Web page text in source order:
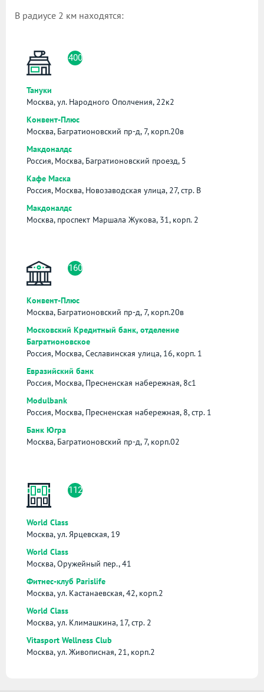
В радиусе 2 км находятся:
400
Тануки
Москва, ул. Народного Ополчения, 22к2
Конвент-Плюс
Москва, Багратионовский пр-д, 7, корп.20в
Макдоналдс
Россия, Москва, Багратионовский проезд, 5
Кафе Маска
Россия, Москва, Новозаводская улица, 27, стр. В
Макдоналдс
Москва, проспект Маршала Жукова, 31, корп. 2
160
Конвент-Плюс
Москва, Багратионовский пр-д, 7, корп.20в
Московский Кредитный банк, отделение
Багратионовское
Россия, Москва, Сеславинская улица, 16, корп. 1
Евразийский банк
Россия, Москва, Пресненская набережная, 8с1
Modulbank
Россия, Москва, Пресненская набережная, 8, стр. 1
Банк Югра
Москва, Багратионовский пр-д, 7, корп.02
112
World Class
Москва, ул. Ярцевская, 19
World Class
Москва, Оружейный пер., 41
Фитнес-клуб Parislife
Москва, ул. Кастанаевская, 42, корп.2
World Class
Москва, ул. Климашкина, 17, стр. 2
Vitasport Wellness Club
Москва, ул. Живописная, 21, корп.2